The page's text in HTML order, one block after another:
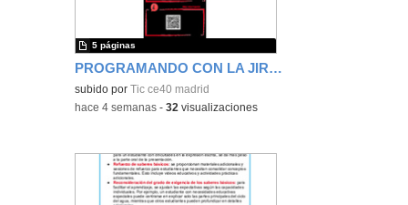
PROGRAMANDO CON LA JIRAFA CHUFA
subido por Tic ce40 madrid
5 páginas
-hace 4 semanas -32 visualizaciones